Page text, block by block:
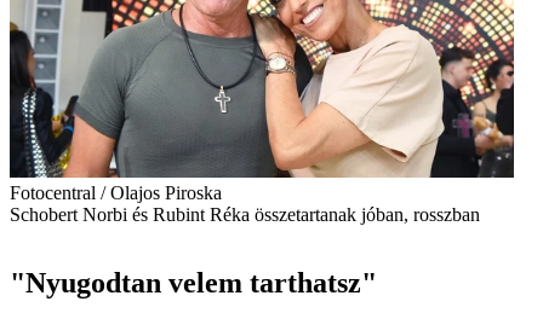
Fotocentral / Olajos Piroska
Schobert Norbi és Rubint Réka összetartanak jóban, rosszban
"Nyugodtan velem tarthatsz"